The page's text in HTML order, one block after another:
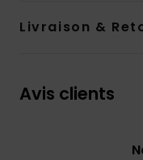
Livraison &
Avis clients